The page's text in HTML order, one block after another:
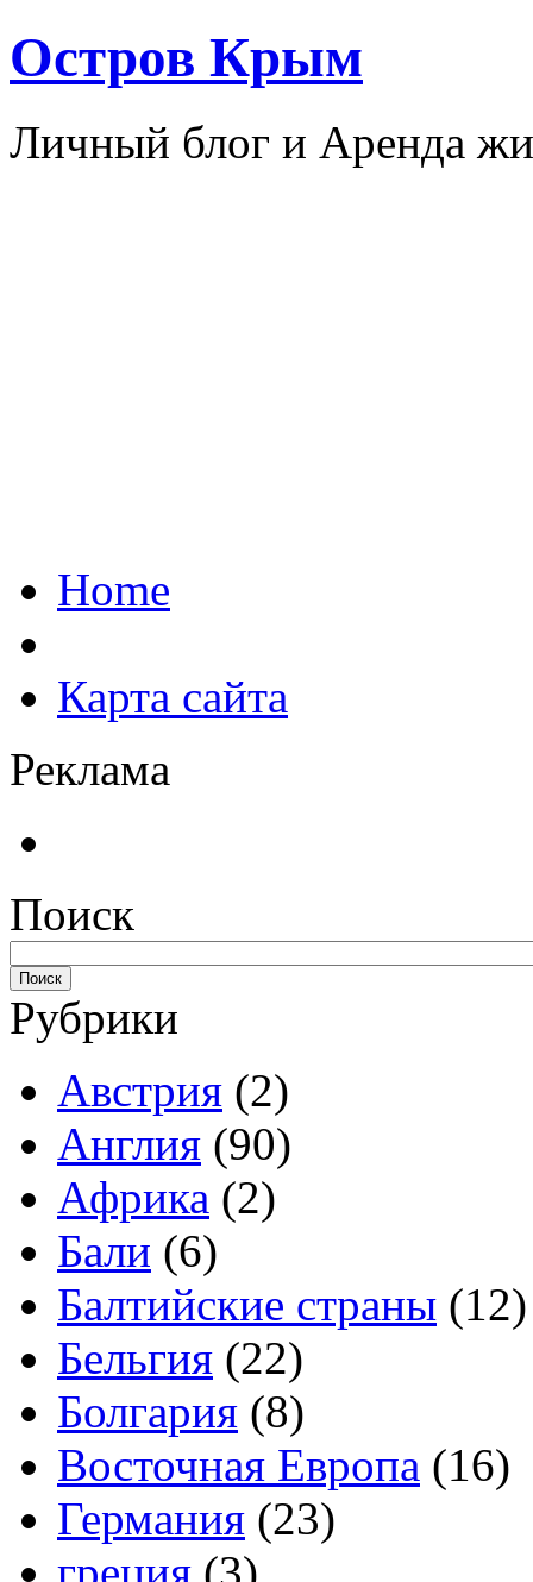
Остров Крым
Личный блог и Аренда
Home
Карта сайта
Реклама
Поиск
Рубрики
Австрия (2)
Англия (90)
Африка (2)
Бали (6)
Балтийские страны (12)
Бельгия (22)
Болгария (8)
Восточная Европа (16)
Германия (23)
греция (3)